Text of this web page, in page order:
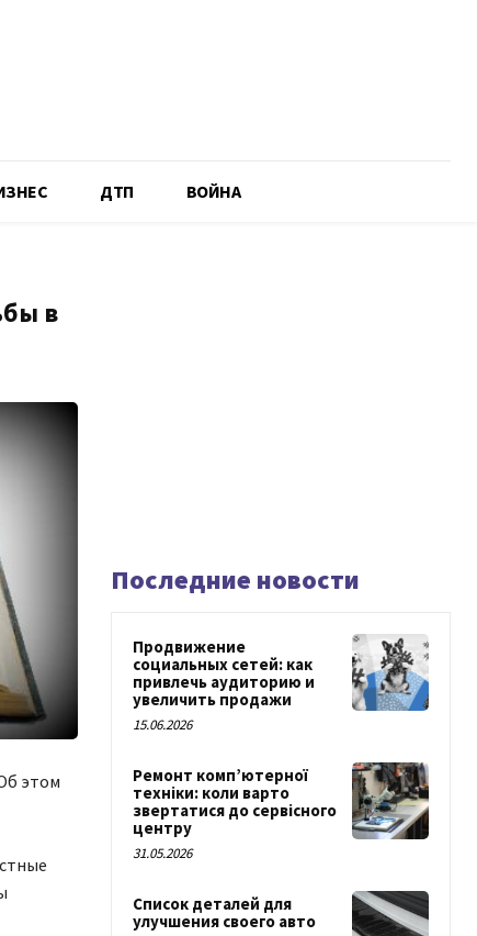
ДТП ВОЙНА
в
этом
Последние новости
Продвижение
социальных сетей: как
привлечь аудиторию и
увеличить продажи
15.06.2026
Ремонт комп’ютерної
техніки: коли варто
звертатися до сервісного
центру
31.05.2026
Список деталей для
улучшения своего авто